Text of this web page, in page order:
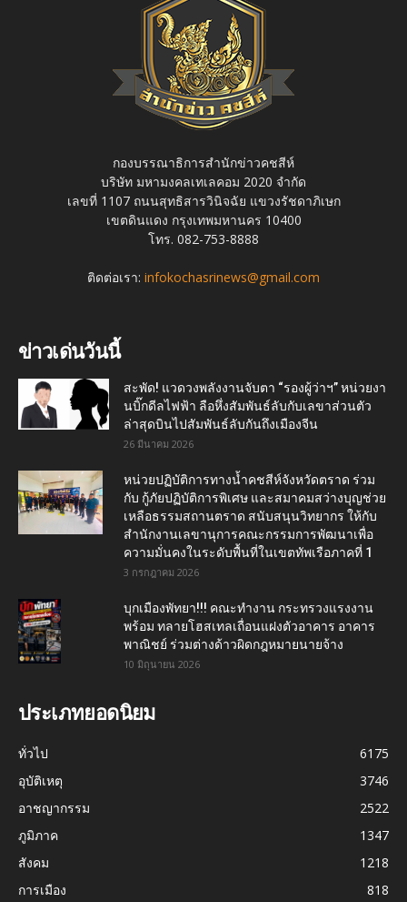
กองบรรณาธิการสำนักข่าวคชสีห์
บริษัท มหามงคลเทเลคอม 2020 จำกัด
เลขที่ 1107 ถนนสุทธิสารวินิจฉัย แขวงรัชดาภิเษก
เขตดินแดง กรุงเทพมหานคร 10400
โทร. 082-753-8888
ติดต่อเรา: infokochasrinews@gmail.com
ข่าวเด่นวันนี้
สะพัด! แวดวงพลังงานจับตา “รองผู้ว่าฯ” หน่วยงา
นบิ๊กดีลไฟฟ้า ลือหึ่งสัมพันธ์ลับกับเลขาส่วนตัว
ล่าสุดบินไปสัมพันธ์ลับกันถึงเมืองจีน
26 มีนาคม 2026
หน่วยปฏิบัติการทางน้ำคชสีห์จังหวัดตราด ร่วม
กับ กู้ภัยปฏิบัติการพิเศษ และสมาคมสว่างบุญช่วย
เหลือธรรมสถานตราด สนับสนุนวิทยากร ให้กับ
สำนักงานเลขานุการคณะกรรมการพัฒนาเพื่อ
ความมั่นคงในระดับพื้นที่ในเขตทัพเรือภาคที่ 1
3 กรกฎาคม 2026
บุกเมืองพัทยา!!! คณะทำงาน กระทรวงแรงงาน
พร้อม ทลายโฮสเทลเถื่อนแฝงตัวอาคาร อาคาร
พาณิชย์ ร่วมต่างด้าวผิดกฎหมายนายจ้าง
10 มิถุนายน 2026
ประเภทยอดนิยม
ทั่วไป
6175
อุบัติเหตุ
3746
อาชญากรรม
2522
ภูมิภาค
1347
สังคม
1218
การเมือง
818